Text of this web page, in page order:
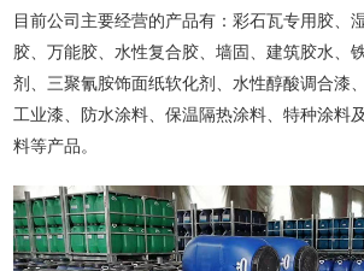
目前公司主要经营的产品有：彩石瓦专用胶、
胶、万能胶、水性复合胶、墙固、建筑胶水、
剂、三聚氰胺饰面纸软化剂、水性醇酸调合漆
工业漆、防水涂料、保温隔热涂料、特种涂料
料等产品。